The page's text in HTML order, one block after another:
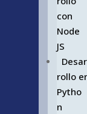
con
Node
JS
Desar
rollo
Pytho
n